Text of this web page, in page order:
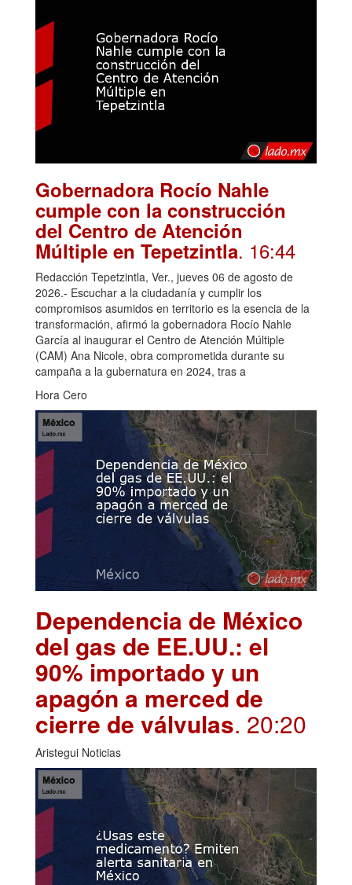
Gobernadora Rocío Nahle
cumple con la construcción
del Centro de Atención
Múltiple en Tepetzintla. 16:44
Redacción Tepetzintla, Ver., jueves 06 de agosto de
2026.- Escuchar a la ciudadanía y cumplir los
compromisos asumidos en territorio es la esencia de la
transformación, afirmó la gobernadora Rocío Nahle
García al inaugurar el Centro de Atención Múltiple
(CAM) Ana Nicole, obra comprometida durante su
campaña a la gubernatura en 2024, tras a
Hora Cero
Dependencia de México
del gas de EE.UU.: el
90% importado y un
apagón a merced de
cierre de válvulas. 20:20
Aristegui Noticias